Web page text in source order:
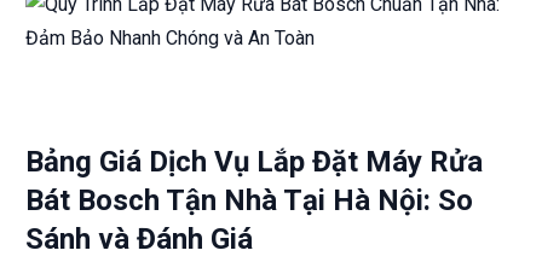
Bảng Giá Dịch Vụ Lắp Đặt Máy Rửa
Bát Bosch Tận Nhà Tại Hà Nội: So
Sánh và Đánh Giá